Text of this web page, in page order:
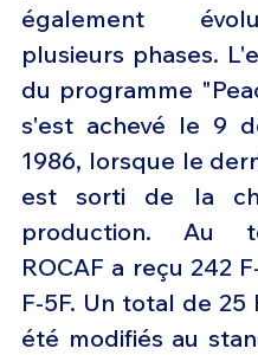
également
plusieurs phases.
du programme
s'est achevé le 9
1986, lorsque le
est sorti de la
production. Au
ROCAF a reçu 242
F-5F. Un total de 25
été modifiés au